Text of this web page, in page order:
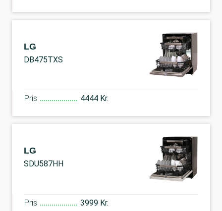
LG
DB475TXS
Pris 4444 Kr.
LG
SDU587HH
Pris 3999 Kr.